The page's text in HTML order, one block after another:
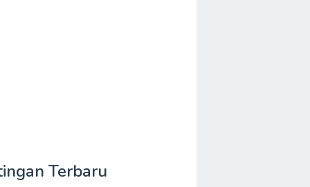
Terbaru